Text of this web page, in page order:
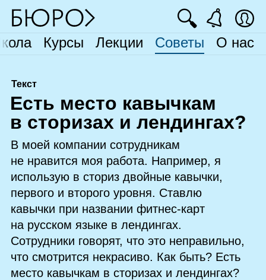
Курсы Лекции Советы О нас
🔍
Текст
Есть место кавычкам
в сторизах и лендингах?
В моей компании сотрудникам
не нравится моя работа. Например, я
использую в сториз двойные кавычки,
первого и второго уровня. Ставлю
кавычки при названии фитнес‑карт
на русском языке в лендингах.
Сотрудники говорят, что это неправильно,
что смотрится некрасиво. Как быть? Есть
место кавычкам в сторизах и лендингах?